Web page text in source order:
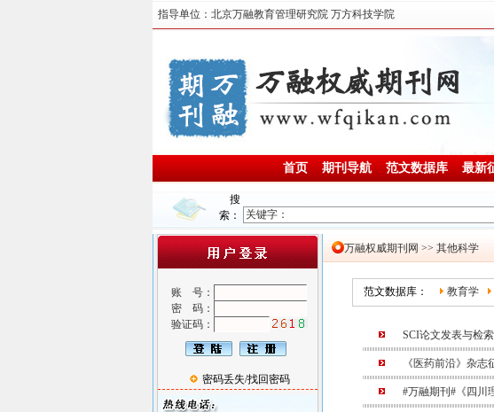
指导单位：北京万融教育管理研究院 万方科技学院
首页 期刊导航 范文数据库 最新
搜
索：
账 号：
密 码：
验证码：
密码丢失/找回密码
万融权威期刊网 >> 其他科学
范文数据库： 教育学
SCI论文发表与检
《医药前沿》杂志
#万融期刊#《四川